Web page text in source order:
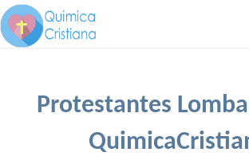
Protestantes